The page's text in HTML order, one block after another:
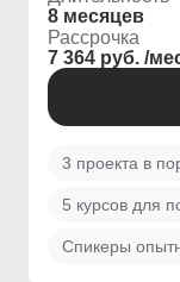
8 месяцев
Рассрочка
7 364 руб. /
3 проекта в
5 курсов для
Спикеры